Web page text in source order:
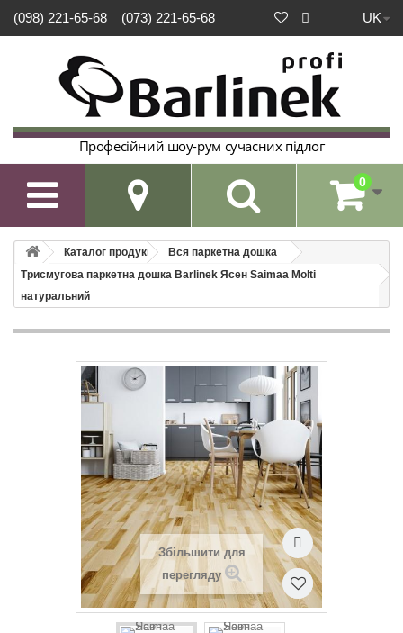
UK
(098) 221-65-68 (073) 221-65-68
Професійний шоу-рум сучасних підлог
 0
Каталог продукції
Вся паркетна дошка
Триcмугова паркетна дошка Barlinek Ясен Saimaa Molti
натуральний
Збільшити для
перегляду